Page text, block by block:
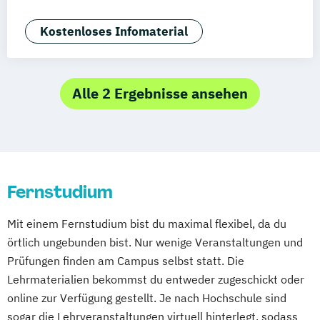
Logopädie Medizintechnik
Pflege
Public Health Pädagogik
Pädagogik
Bildungsberatung und Leitung
Frankfurt am Main Hamm
Angewandte Psychologie mit Schwerpunkt
Klinische Psychologie und Beratung
Sportpsychologie
Betriebliches Gesundheitsmanagement
Digital Health Management
Ernährungswissenschaften
Gesundheitspsychologie
Gesundheitspsychologie im Online-
Abendstudium
Kostenloses Infomaterial
Alle 2 Ergebnisse ansehen
Fernstudium
Mit einem Fernstudium bist du maximal flexibel, da du
örtlich ungebunden bist. Nur wenige Veranstaltungen und
Prüfungen finden am Campus selbst statt. Die
Lehrmaterialien bekommst du entweder zugeschickt oder
online zur Verfügung gestellt. Je nach Hochschule sind
sogar die Lehrveranstaltungen virtuell hinterlegt, sodass